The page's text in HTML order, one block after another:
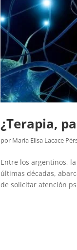
¿Terapia,
por María Elisa Lacace
Entre los argentinos,
últimas décadas,
de solicitar atención